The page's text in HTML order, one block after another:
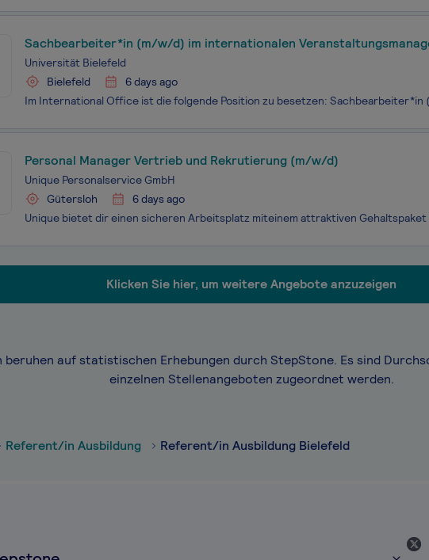
Sachbearbeiter*in (m/w/d) im internationalen
Universität Bielefeld
Bielefeld
6 days ago
Personal Manager Vertrieb und Rekrutierung (m/w/d)
Unique Personalservice GmbH
Gütersloh
6 days ago
Klicken Sie hier, um weitere Angebote anzuzeigen
auf statistischen Erhebungen durch StepStone. Es sind
einzelnen Stellenangeboten zugeordnet werden.
Referent/in Ausbildung Referent/in Ausbildung Bielefeld